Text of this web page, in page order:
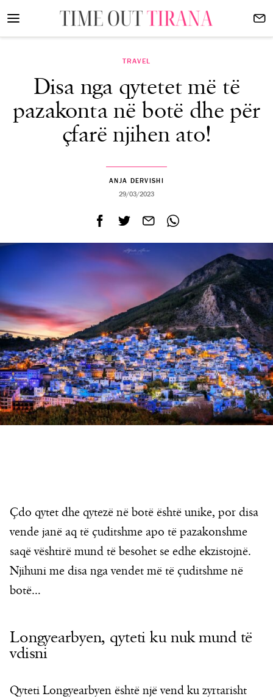
TRAVEL
Disa nga qytetet më të
pazakonta në botë dhe për
çfarë njihen ato!
ANJA DERVISHI
29/03/2023
Çdo qytet dhe qytezë në botë është unike, por disa
vende janë aq të çuditshme apo të pazakonshme
saqë vështirë mund të besohet se edhe ekzistojnë.
Njihuni me disa nga vendet më të çuditshme në
botë…
Longyearbyen, qyteti ku nuk mund të
vdisni
Qyteti Longyearbyen është një vend ku zyrtarisht